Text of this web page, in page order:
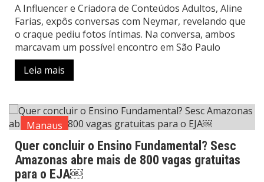
A Influencer e Criadora de Conteúdos Adultos, Aline
Farias, expôs conversas com Neymar, revelando que
o craque pediu fotos íntimas. Na conversa, ambos
marcavam um possível encontro em São Paulo
Leia mais
Manaus
Quer concluir o Ensino Fundamental? Sesc
Amazonas abre mais de 800 vagas gratuitas
para o EJA￼